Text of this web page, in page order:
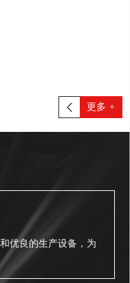
更多 +
优良的生产设备，为